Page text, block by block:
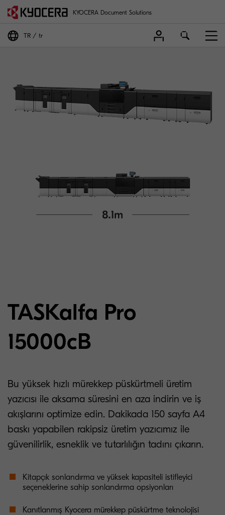
KYOCERA Document Solutions
TR tr
TASKalfa Pro
15000cB
Bu yüksek hızlı mürekkep püskürtmeli üretim
yazıcısı ile aksama süresini en aza indirin ve iş
akışlarını optimize edin. Dakikada 150 sayfa A4
baskı yapabilen rakipsiz üretim yazıcımız ile
güvenilirlik, esneklik ve tutarlılığın tadını çıkarın.
Kitapçık sonlandırma ve yüksek kapasiteli istifleyici
seçeneklerine sahip sonlandırma opsiyonları
Kanıtlanmış Kyocera mürekkep püskürtme teknolojisi